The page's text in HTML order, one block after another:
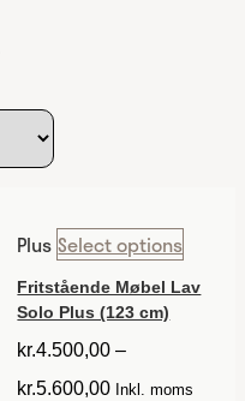
Plus Select options
Fritstående Møbel Lav
Solo Plus (123 cm)
kr.4.500,00 –
kr.5.600,00 Inkl. moms